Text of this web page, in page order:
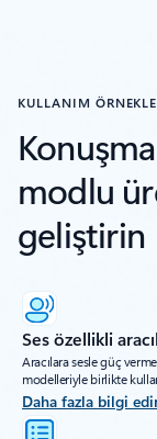
KULLANIM
modlu
geliştirin
Ses özellikli
Aracılara sesle güç
modelleriyle birlikte
Daha fazla bilgi